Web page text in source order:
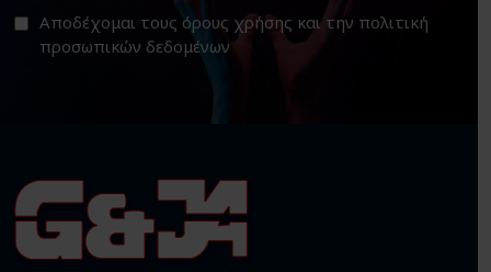
Αποδέχομαι τους όρους χρήσης και την πολιτική
προσωπικών δεδομένων